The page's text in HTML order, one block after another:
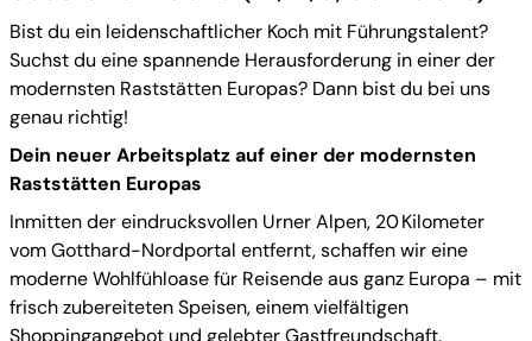
Bist du ein leidenschaftlicher Koch mit Führungstalent?
Suchst du eine spannende Herausforderung in einer der
modernsten Raststätten Europas? Dann bist du bei uns
genau richtig!
Dein neuer Arbeitsplatz auf einer der modernsten
Raststätten Europas
Inmitten der eindrucksvollen Urner Alpen, 20 Kilometer
vom Gotthard-Nordportal entfernt, schaffen wir eine
moderne Wohlfühloase für Reisende aus ganz Europa – mit
frisch zubereiteten Speisen, einem vielfältigen
Shoppingangebot und gelebter Gastfreundschaft.